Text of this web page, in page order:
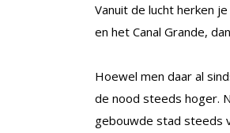
Vanuit de lucht herken
en het Canal Grande,
Hoewel men daar al
de nood steeds hoger.
gebouwde stad steeds